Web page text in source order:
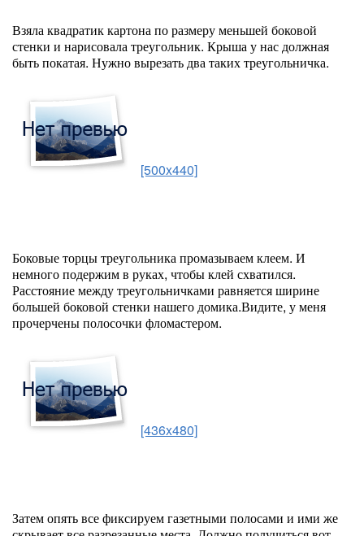
Взяла квадратик картона по размеру меньшей боковой
стенки и нарисовала треугольник. Крыша у нас должная
быть покатая. Нужно вырезать два таких треугольничка.
[500x440]
Боковые торцы треугольника промазываем клеем. И
немного подержим в руках, чтобы клей схватился.
Расстояние между треугольничками равняется ширине
большей боковой стенки нашего домика.Видите, у меня
прочерчены полосочки фломастером.
[436x480]
Затем опять все фиксируем газетными полосами и ими же